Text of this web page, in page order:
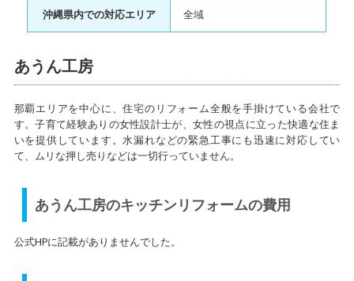
沖縄県内での対応エリア 全域
あうん工房
那覇エリアを中心に、住宅のリフォーム全般を手掛けている会社で
す。子育て経験ありの女性設計士が、女性の視点に立った快適な住ま
いを提供しています。水漏れなどの緊急工事にも迅速に対応してい
て、ムリな押し売りなどは一切行っていません。
あうん工房のキッチンリフォームの費用
公式HPに記載がありませんでした。